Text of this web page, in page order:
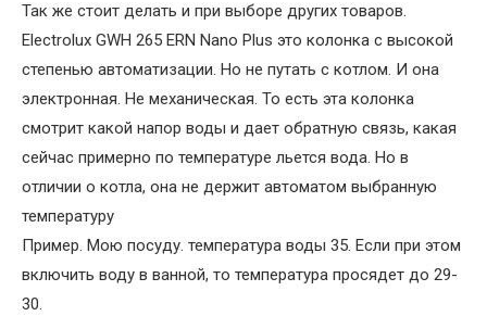
Так же стоит делать и при выборе других товаров.
Electrolux GWH 265 ERN Nano Plus это колонка с высокой
степенью автоматизации. Но не путать с котлом. И она
электронная. Не механическая. То есть эта колонка
смотрит какой напор воды и дает обратную связь, какая
сейчас примерно по температуре льется вода. Но в
отличии о котла, она не держит автоматом выбранную
температуру
Пример. Мою посуду. температура воды 35. Если при этом
включить воду в ванной, то температура просядет до 29-
30.